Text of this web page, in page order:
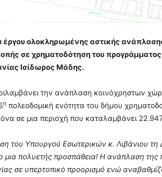
έργου ολοκληρωμένης αστικής
σε χρηματοδότηση του
Ισίδωρος Μάδης.
την ανάπλαση κοινόχρηστων
η πολεοδομική ενότητα του δήμου
σε μια περιοχή που καταλαμβάνει
του Υπουργού Εσωτερικών κ. Λιβάνιου τη
μια πολυετής προσπάθεια! Η ανάπλαση της
σε υπερτοπικό προορισμό ενώ